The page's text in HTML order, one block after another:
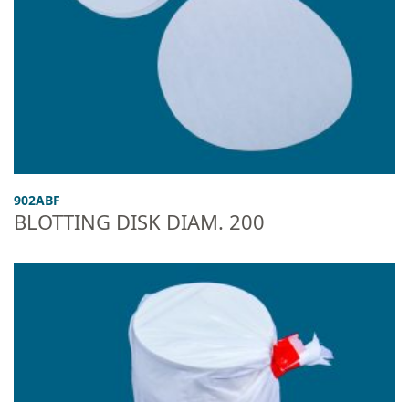
902ABF
BLOTTING DISK DIAM. 200